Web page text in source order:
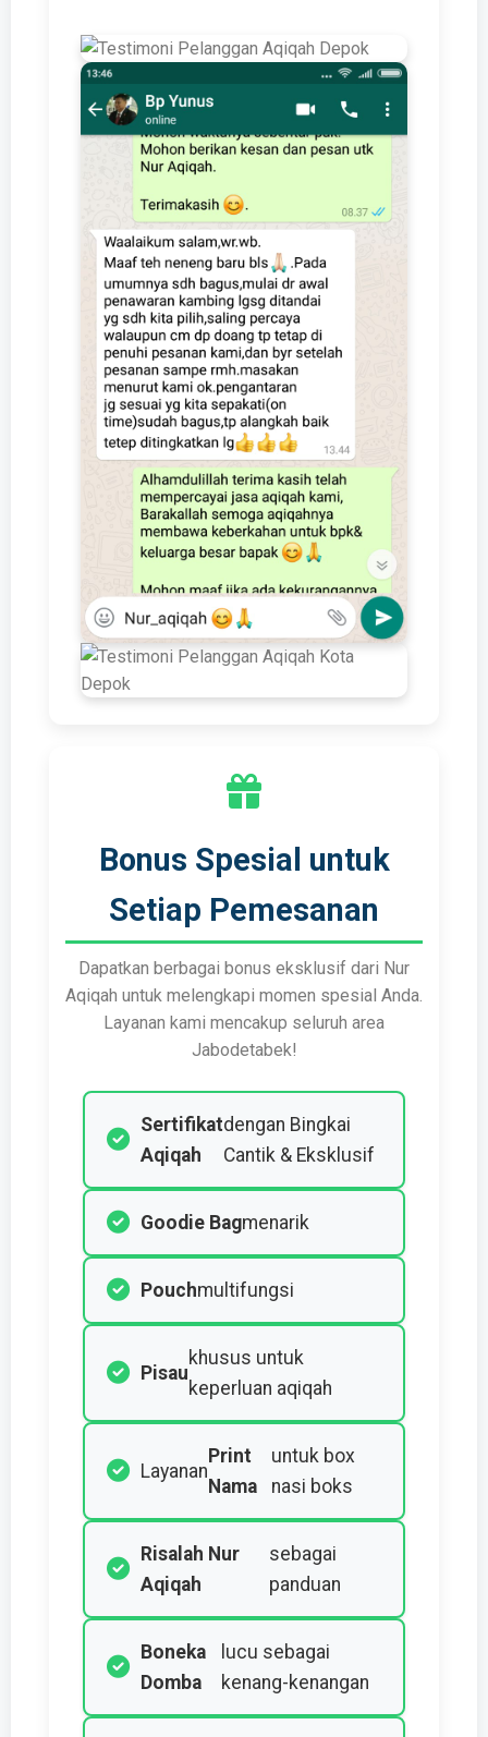
Bonus Spesial untuk
Setiap Pemesanan
Dapatkan berbagai bonus eksklusif dari Nur
Aqiqah untuk melengkapi momen spesial Anda.
Layanan kami mencakup seluruh area
Jabodetabek!
Sertifikat
Aqiqah
dengan Bingkai
Cantik & Eksklusif
Goodie Bagmenarik
Pouchmultifungsi
Pisau
khusus untuk
keperluan aqiqah
Layanan
Print
Nama
untuk box
nasi boks
Risalah Nur
Aqiqah
sebagai
panduan
Boneka
Domba
lucu sebagai
kenang-kenangan